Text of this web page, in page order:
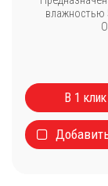
влажностью
В 1 клик
Стиральные
Сушильные
Центрифуги